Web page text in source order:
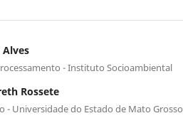
Alves
- Instituto Socioambiental
Rossete
- Universidade do Estado de Mato Grosso